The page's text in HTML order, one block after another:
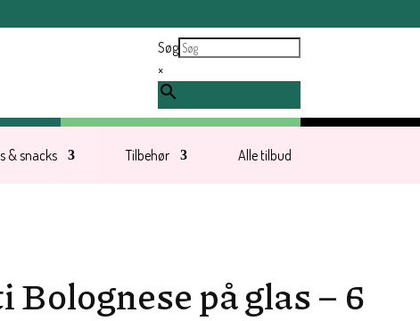
Søg
×
& snacks Tilbehør Alle tilbud
på glas – 6